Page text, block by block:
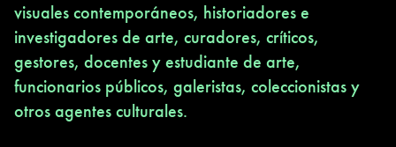
visuales contemporáneos, historiadores e
investigadores de arte, curadores, críticos,
gestores, docentes y estudiante de arte,
funcionarios públicos, galeristas, coleccionistas y
otros agentes culturales.